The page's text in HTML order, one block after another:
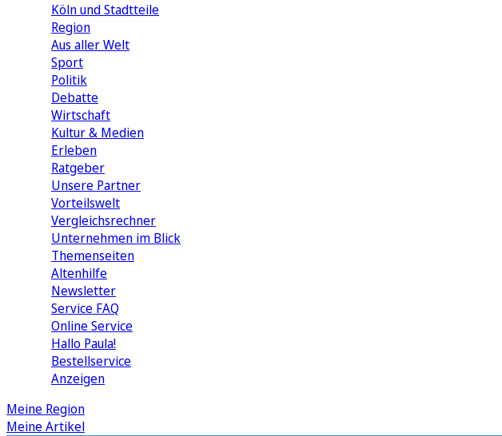
Köln und Stadtteile
Region
Aus aller Welt
Sport
Politik
Debatte
Wirtschaft
Kultur & Medien
Erleben
Ratgeber
Unsere Partner
Vorteilswelt
Vergleichsrechner
Unternehmen im Blick
Themenseiten
Altenhilfe
Newsletter
Service FAQ
Online Service
Hallo Paula!
Bestellservice
Anzeigen
Meine Region
Meine Artikel